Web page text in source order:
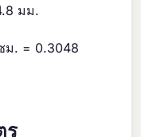
มม.
ม. = 0.3048
ร